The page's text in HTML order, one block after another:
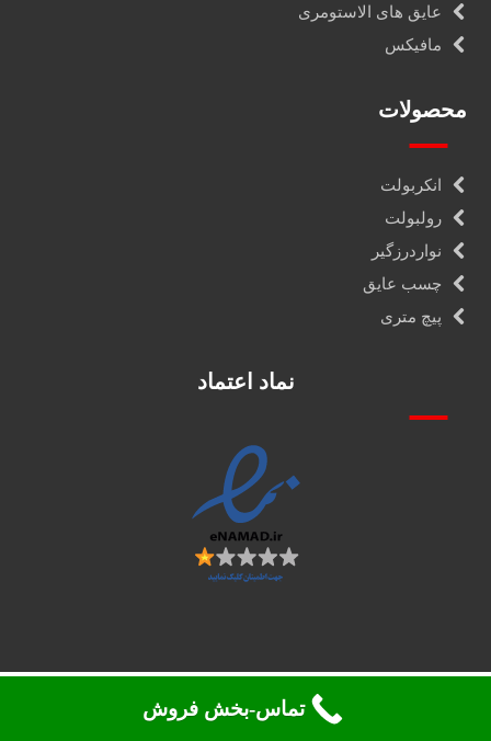
عایق های الاستومری
مافیکس
محصولات
انکربولت
رولبولت
نواردرزگیر
چسب عایق
پیچ متری
نماد اعتماد
تمامی حقوق 2026. محفوظ می باشد ©تماس-بخش فروش